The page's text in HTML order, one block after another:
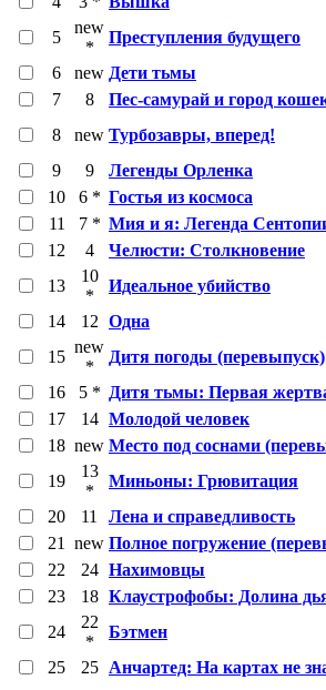
5
new
*
Преступления будущего
6
new Дети тьмы
7
8 Пес-самурай и город
8
new Турбозавры, вперед!
9
9 Легенды Орленка
10
6 * Гостья из космоса
11
7 * Мия и я: Легенда
12
4 Челюсти: Столкновение
13
10
*
Идеальное убийство
14
12 Одна
15
new
*
Дитя погоды (перевыпуск)
16
5 * Дитя тьмы: Первая
17
14 Молодой человек
18 new Место под соснами
19
13
*
Миньоны: Грювитация
20
11 Лена и справедливость
21
new Полное погружение
22
24 Нахимовцы
23
18 Клаустрофобы: Долина
24
22
*
Бэтмен
25
25 Анчартед: На картах не